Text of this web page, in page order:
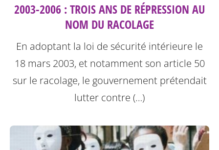
2003-2006 : TROIS ANS DE RÉPRESSION AU
NOM DU RACOLAGE
En adoptant la loi de sécurité intérieure le
18 mars 2003, et notamment son article 50
sur le racolage, le gouvernement prétendait
lutter contre (…)